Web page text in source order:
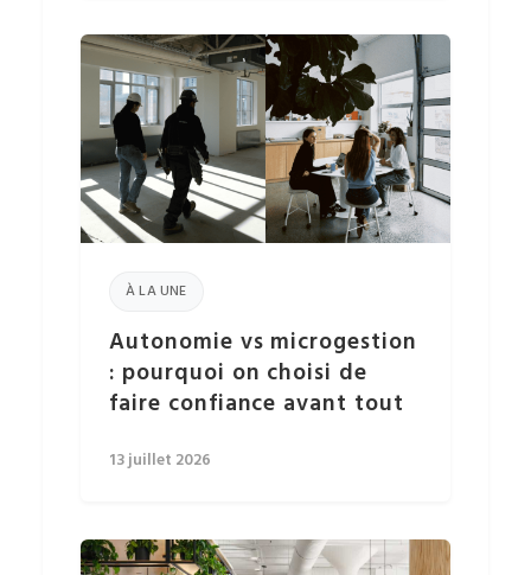
À LA UNE
Autonomie vs microgestion
: pourquoi on choisi de
faire confiance avant tout
13 juillet 2026